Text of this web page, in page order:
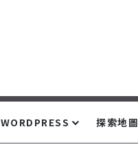
WORDPRESS 探索地圖